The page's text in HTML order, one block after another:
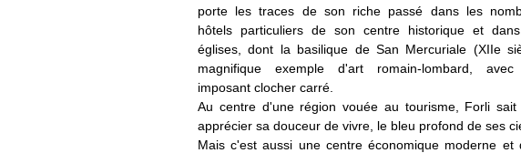
porte les traces de son riche passé dans les
hôtels particuliers de son centre historique et
églises, dont la basilique de San Mercuriale (XIIe
magnifique exemple d'art romain-lombard,
imposant clocher carré.
Au centre d'une région vouée au tourisme, Forli sait
apprécier sa douceur de vivre, le bleu profond de ses
Mais c'est aussi une centre économique moderne